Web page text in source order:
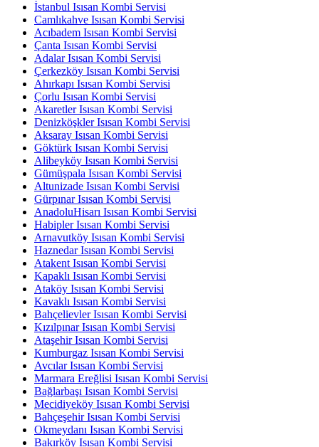
İstanbul Isısan Kombi Servisi
Camlıkahve Isısan Kombi Servisi
Acıbadem Isısan Kombi Servisi
Çanta Isısan Kombi Servisi
Adalar Isısan Kombi Servisi
Çerkezköy Isısan Kombi Servisi
Ahırkapı Isısan Kombi Servisi
Çorlu Isısan Kombi Servisi
Akaretler Isısan Kombi Servisi
Denizköşkler Isısan Kombi Servisi
Aksaray Isısan Kombi Servisi
Göktürk Isısan Kombi Servisi
Alibeyköy Isısan Kombi Servisi
Gümüşpala Isısan Kombi Servisi
Altunizade Isısan Kombi Servisi
Gürpınar Isısan Kombi Servisi
AnadoluHisarı Isısan Kombi Servisi
Habipler Isısan Kombi Servisi
Arnavutköy Isısan Kombi Servisi
Haznedar Isısan Kombi Servisi
Atakent Isısan Kombi Servisi
Kapaklı Isısan Kombi Servisi
Ataköy Isısan Kombi Servisi
Kavaklı Isısan Kombi Servisi
Bahçelievler Isısan Kombi Servisi
Kızılpınar Isısan Kombi Servisi
Ataşehir Isısan Kombi Servisi
Kumburgaz Isısan Kombi Servisi
Avcılar Isısan Kombi Servisi
Marmara Ereğlisi Isısan Kombi Servisi
Bağlarbaşı Isısan Kombi Servisi
Mecidiyeköy Isısan Kombi Servisi
Bahçeşehir Isısan Kombi Servisi
Okmeydanı Isısan Kombi Servisi
Bakırköy Isısan Kombi Servisi